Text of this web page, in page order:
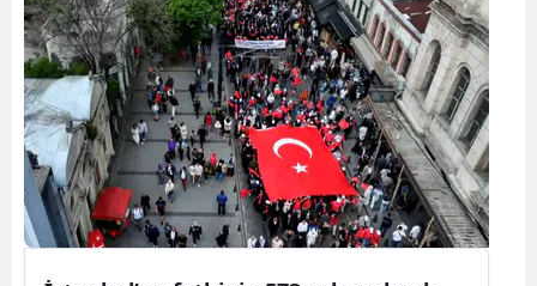
Denizli
Diyarbakır
Edirne
Elazığ
Erzincan